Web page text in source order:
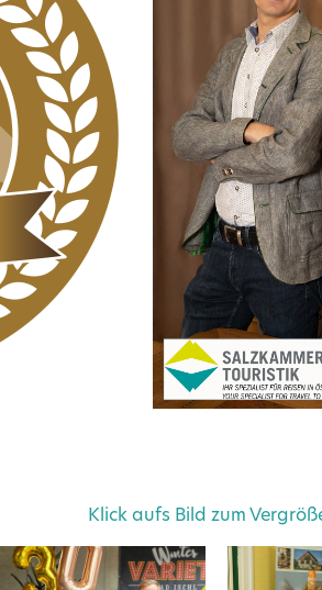
Klick aufs Bild zum